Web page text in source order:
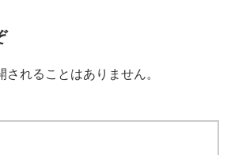
されることはありません。